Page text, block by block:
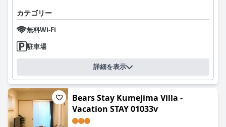
カテゴリー
無料Wi-Fi
駐車場
詳細を表示
Bears Stay Kumejima Villa -
Vacation STAY 01033v